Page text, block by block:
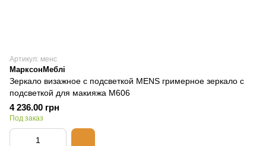
Артикул: менс
МарксонМеблі
Зеркало визажное с подсветкой MENS гримерное зеркало с
подсветкой для макияжа М606
4 236.00 грн
Под заказ